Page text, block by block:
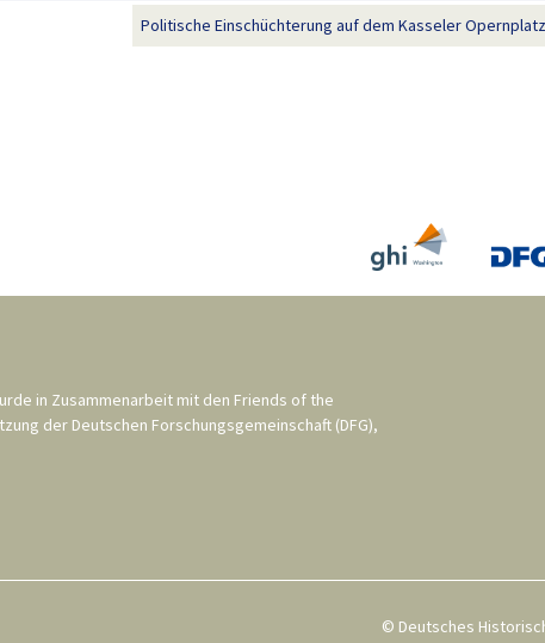
Politische Einschüchterung auf dem Kasseler
in Zusammenarbeit mit den Friends of the
der Deutschen Forschungsgemeinschaft (DFG),
© Deutsches